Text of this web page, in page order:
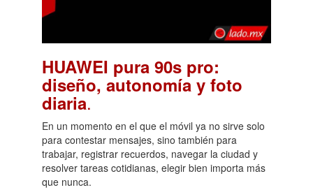
HUAWEI pura 90s pro:
diseño, autonomía y foto
diaria.
En un momento en el que el móvil ya no sirve solo
para contestar mensajes, sino también para
trabajar, registrar recuerdos, navegar la ciudad y
resolver tareas cotidianas, elegir bien importa más
que nunca.